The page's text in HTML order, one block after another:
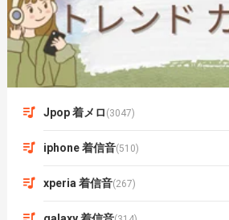
Jpop 着メロ (3047)
iphone 着信音(510)
xperia 着信音(267)